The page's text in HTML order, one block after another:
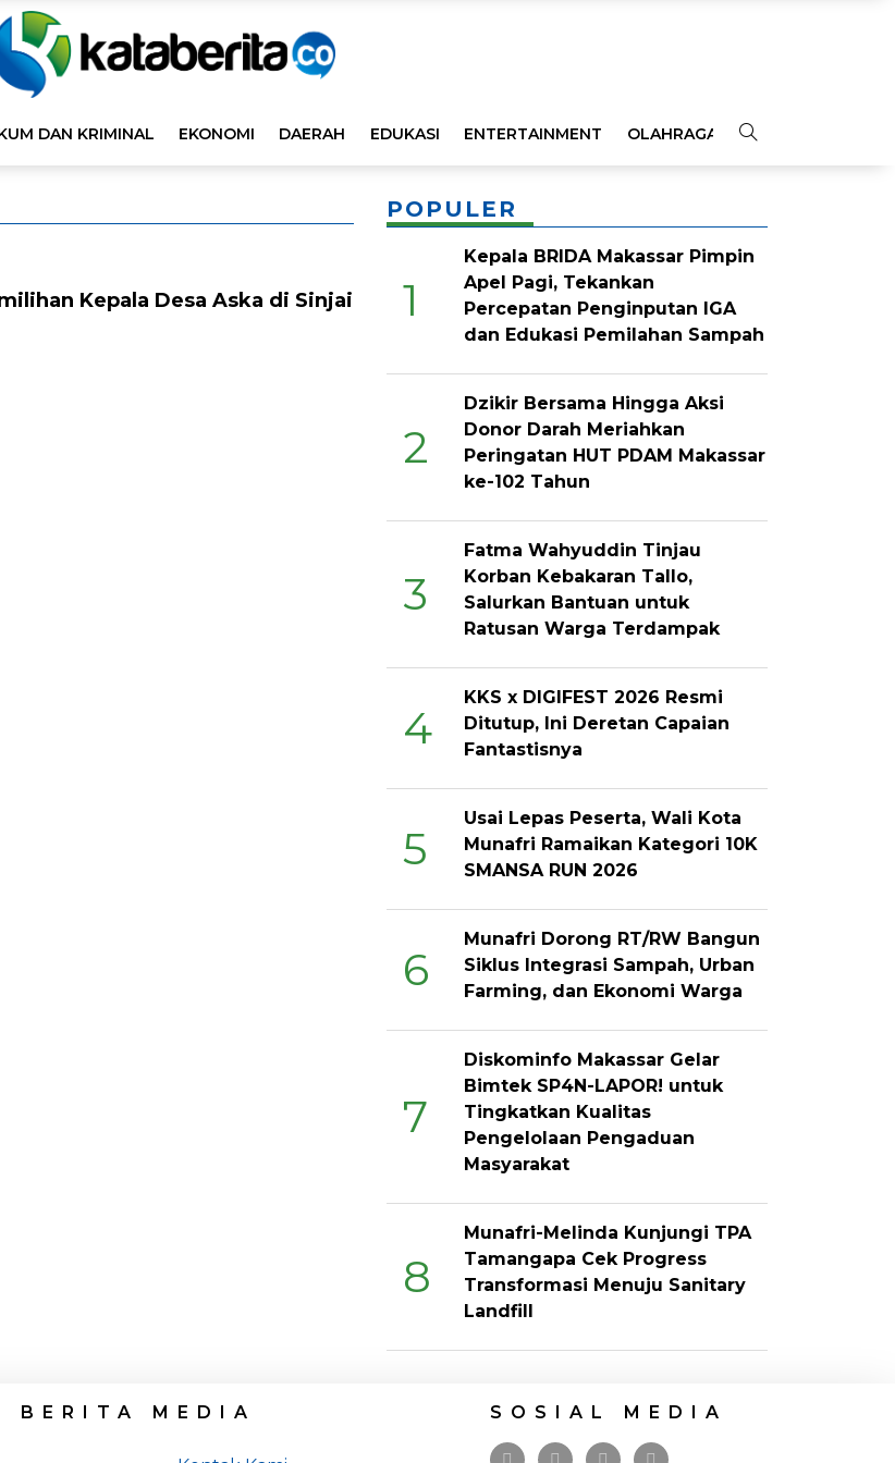
DAN KRIMINAL EKONOMI DAERAH EDUKASI ENTERTAINMENT OLAHRAGA OPINI
Kepala Desa Aska di Sinjai
POPULER
1
Kepala BRIDA Makassar Pimpin
Apel Pagi, Tekankan
Percepatan Penginputan IGA
dan Edukasi Pemilahan Sampah
2
Dzikir Bersama Hingga Aksi
Donor Darah Meriahkan
Peringatan HUT PDAM Makassar
ke-102 Tahun
3
Fatma Wahyuddin Tinjau
Korban Kebakaran Tallo,
Salurkan Bantuan untuk
Ratusan Warga Terdampak
4
KKS x DIGIFEST 2026 Resmi
Ditutup, Ini Deretan Capaian
Fantastisnya
5
Usai Lepas Peserta, Wali Kota
Munafri Ramaikan Kategori 10K
SMANSA RUN 2026
6
Munafri Dorong RT/RW Bangun
Siklus Integrasi Sampah, Urban
Farming, dan Ekonomi Warga
7
Diskominfo Makassar Gelar
Bimtek SP4N-LAPOR! untuk
Tingkatkan Kualitas
Pengelolaan Pengaduan
Masyarakat
8
Munafri-Melinda Kunjungi TPA
Tamangapa Cek Progress
Transformasi Menuju Sanitary
Landfill
BERITA MEDIA SOSIAL MEDIA